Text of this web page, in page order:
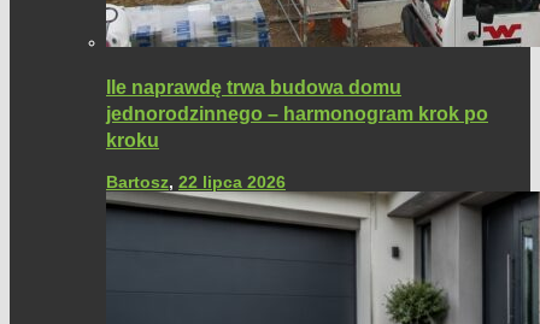
Ile naprawdę trwa budowa domu
jednorodzinnego – harmonogram krok po
kroku
Bartosz, 22 lipca 2026